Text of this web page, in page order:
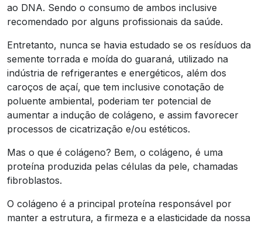
ao DNA. Sendo o consumo de ambos inclusive
recomendado por alguns profissionais da saúde.
Entretanto, nunca se havia estudado se os resíduos da
semente torrada e moída do guaraná, utilizado na
indústria de refrigerantes e energéticos, além dos
caroços de açaí, que tem inclusive conotação de
poluente ambiental, poderiam ter potencial de
aumentar a indução de colágeno, e assim favorecer
processos de cicatrização e/ou estéticos.
Mas o que é colágeno? Bem, o colágeno, é uma
proteína produzida pelas células da pele, chamadas
fibroblastos.
O colágeno é a principal proteína responsável por
manter a estrutura, a firmeza e a elasticidade da nossa